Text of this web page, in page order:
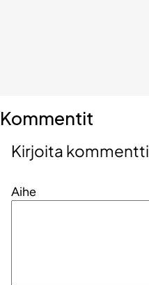
Kommentit
Kirjoita kommentti
Aihe